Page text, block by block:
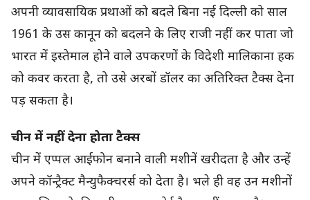
अपनी व्यावसायिक प्रथाओं को बदले बिना नई दिल्ली को साल
1961 के उस कानून को बदलने के लिए राजी नहीं कर पाता जो
भारत में इस्तेमाल होने वाले उपकरणों के विदेशी मालिकाना हक
को कवर करता है, तो उसे अरबों डॉलर का अतिरिक्त टैक्स देना
पड़ सकता है।
चीन में नहीं देना होता टैक्स
चीन में एप्पल आईफोन बनाने वाली मशीनें खरीदता है और उन्हें
अपने कॉन्ट्रैक्ट मैन्युफैक्चरर्स को देता है। भले ही वह उन मशीनों